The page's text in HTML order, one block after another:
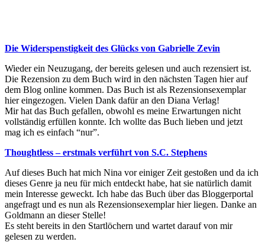
Die Widerspenstigkeit des Glücks von Gabrielle Zevin
Wieder ein Neuzugang, der bereits gelesen und auch rezensiert ist.
Die Rezension zu dem Buch wird in den nächsten Tagen hier auf
dem Blog online kommen. Das Buch ist als Rezensionsexemplar
hier eingezogen. Vielen Dank dafür an den Diana Verlag!
Mir hat das Buch gefallen, obwohl es meine Erwartungen nicht
vollständig erfüllen konnte. Ich wollte das Buch lieben und jetzt
mag ich es einfach “nur”.
Thoughtless – erstmals verführt von S.C. Stephens
Auf dieses Buch hat mich Nina vor einiger Zeit gestoßen und da ich
dieses Genre ja neu für mich entdeckt habe, hat sie natürlich damit
mein Interesse geweckt. Ich habe das Buch über das Bloggerportal
angefragt und es nun als Rezensionsexemplar hier liegen. Danke an
Goldmann an dieser Stelle!
Es steht bereits in den Startlöchern und wartet darauf von mir
gelesen zu werden.